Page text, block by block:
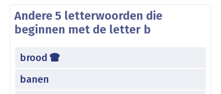
Andere 5 letterwoorden die
beginnen met de letter b
brood
banen